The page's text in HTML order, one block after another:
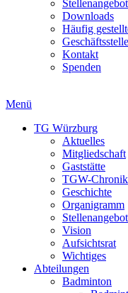
Downloads
Häufig
Geschäftsstelle
Kontakt
Spenden
Menü
TG Würzburg
Aktuelles
Mitgliedschaft
Gaststätte
TGW-Chronik
Geschichte
Organigramm
Vision
Aufsichtsrat
Wichtiges
Abteilungen
Badminton